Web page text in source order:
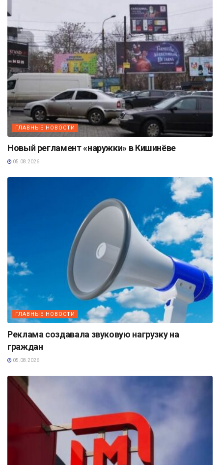
ГЛАВНЫЕ НОВОСТИ
Новый регламент «наружки» в Кишинёве
05.08.2026
ГЛАВНЫЕ НОВОСТИ
Реклама создавала звуковую нагрузку на
граждан
05.08.2026